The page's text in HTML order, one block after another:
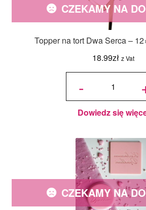
Topper na tort Dwa Serca –
18.99zł z Vat
CZEKAMY NA
-
ilość
Dwa
Serca
-
12x9,4
cm
Dowiedz się
CZEKAMY NA